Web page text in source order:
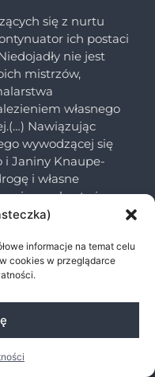
informacje na temat celu
cookies w przeglądarce
się z nurtu
ich postaci
nie jest
mistrzów,
własnego
Nawiązując
wywodzącej się
i Janiny Knaupe-
i własne
malarstwie
ścianie kompozycje
wnętrza.”